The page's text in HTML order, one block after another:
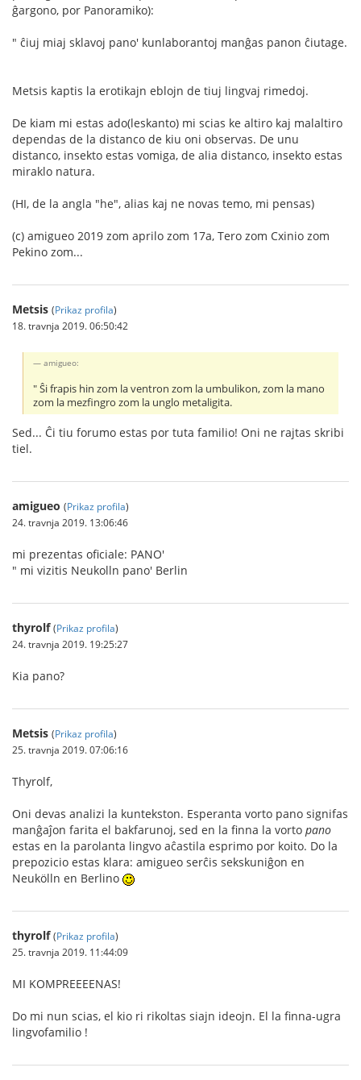
ĝargono, por Panoramiko):
" ĉiuj miaj sklavoj pano' kunlaborantoj manĝas panon ĉiutage.
Metsis kaptis la erotikajn eblojn de tiuj lingvaj rimedoj.
De kiam mi estas ado(leskanto) mi scias ke altiro kaj malaltiro
dependas de la distanco de kiu oni observas. De unu
distanco, insekto estas vomiga, de alia distanco, insekto estas
miraklo natura.
(HI, de la angla "he", alias kaj ne novas temo, mi pensas)
(c) amigueo 2019 zom aprilo zom 17a, Tero zom Cxinio zom
Pekino zom...
Metsis (Prikaz profila)
18. travnja 2019. 06:50:42
amigueo:
" Ŝi frapis hin zom la ventron zom la umbulikon, zom la mano
zom la mezfingro zom la unglo metaligita.
Sed... Ĉi tiu forumo estas por tuta familio! Oni ne rajtas skribi
tiel.
amigueo (Prikaz profila)
24. travnja 2019. 13:06:46
mi prezentas oficiale: PANO'
" mi vizitis Neukolln pano' Berlin
thyrolf (Prikaz profila)
24. travnja 2019. 19:25:27
Kia pano?
Metsis (Prikaz profila)
25. travnja 2019. 07:06:16
Thyrolf,
Oni devas analizi la kuntekston. Esperanta vorto pano signifas
manĝaĵon farita el bakfarunoj, sed en la finna la vorto pano
estas en la parolanta lingvo aĉastila esprimo por koito. Do la
prepozicio estas klara: amigueo serĉis sekskuniĝon en
Neukölln en Berlino
thyrolf (Prikaz profila)
25. travnja 2019. 11:44:09
MI KOMPREEEENAS!
Do mi nun scias, el kio ri rikoltas siajn ideojn. El la finna-ugra
lingvofamilio !